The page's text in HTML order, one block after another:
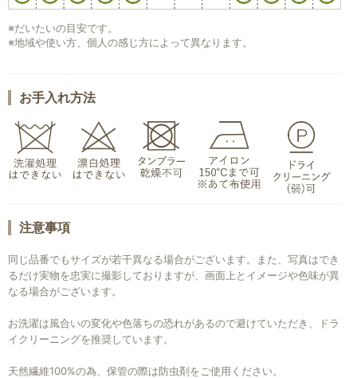
※だいたいの目安です。
※地域や使い方、個人の感じ方によって異なります。
お手入れ方法
注意事項
同じ品番でもサイズが若干異なる場合がございます。また、写真はでき
るだけ実物を忠実に撮影しておりますが、画面上とイメージや色味が異
なる場合がございます。
お洗濯は風合いの変化や色落ちの恐れがあるので避けていただき、ドラ
イクリーニングを推奨しています。
天然繊維100%の為、保管の際は防虫剤をご使用ください。